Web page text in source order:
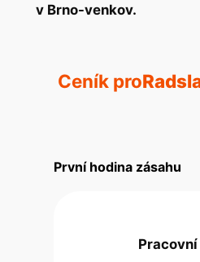
v Brno-venkov.
Ceník pro
První hodina zásahu